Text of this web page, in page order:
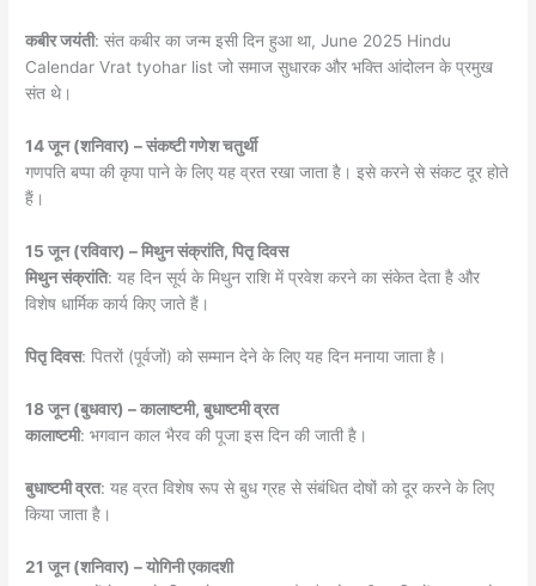
कबीर जयंती: संत कबीर का जन्म इसी दिन हुआ था, June 2025 Hindu
Calendar Vrat tyohar list जो समाज सुधारक और भक्ति आंदोलन के प्रमुख
संत थे।
14 जून (शनिवार) – संकष्टी गणेश चतुर्थी
गणपति बप्पा की कृपा पाने के लिए यह व्रत रखा जाता है। इसे करने से संकट दूर होते
हैं।
15 जून (रविवार) – मिथुन संक्रांति, पितृ दिवस
मिथुन संक्रांति: यह दिन सूर्य के मिथुन राशि में प्रवेश करने का संकेत देता है और
विशेष धार्मिक कार्य किए जाते हैं।
पितृ दिवस: पितरों (पूर्वजों) को सम्मान देने के लिए यह दिन मनाया जाता है।
18 जून (बुधवार) – कालाष्टमी, बुधाष्टमी व्रत
कालाष्टमी: भगवान काल भैरव की पूजा इस दिन की जाती है।
बुधाष्टमी व्रत: यह व्रत विशेष रूप से बुध ग्रह से संबंधित दोषों को दूर करने के लिए
किया जाता है।
21 जून (शनिवार) – योगिनी एकादशी